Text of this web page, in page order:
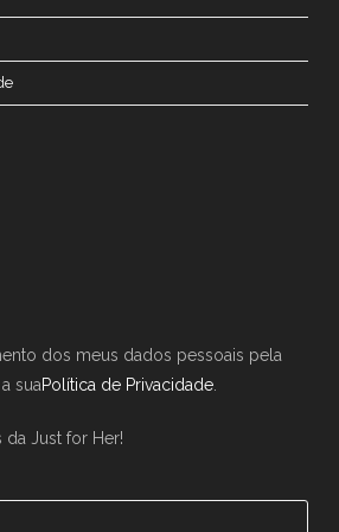
dos meus dados pessoais pela
suaPolítica de Privacidade
da Just for Her!